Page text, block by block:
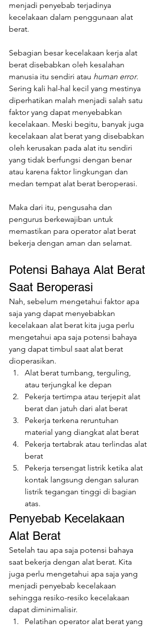
menjadi penyebab terjadinya
kecelakaan dalam penggunaan alat
berat.
Sebagian besar kecelakaan kerja alat
berat disebabkan oleh kesalahan
manusia itu sendiri atau human error.
Sering kali hal-hal kecil yang mestinya
diperhatikan malah menjadi salah satu
faktor yang dapat menyebabkan
kecelakaan. Meski begitu, banyak juga
kecelakaan alat berat yang disebabkan
oleh kerusakan pada alat itu sendiri
yang tidak berfungsi dengan benar
atau karena faktor lingkungan dan
medan tempat alat berat beroperasi.
Maka dari itu, pengusaha dan
pengurus berkewajiban untuk
memastikan para operator alat berat
bekerja dengan aman dan selamat.
Potensi Bahaya Alat Berat
Saat Beroperasi
Nah, sebelum mengetahui faktor apa
saja yang dapat menyebabkan
kecelakaan alat berat kita juga perlu
mengetahui apa saja potensi bahaya
yang dapat timbul saat alat berat
dioperasikan.
Alat berat tumbang, terguling,
atau terjungkal ke depan
Pekerja tertimpa atau terjepit alat
berat dan jatuh dari alat berat
Pekerja terkena reruntuhan
material yang diangkat alat berat
Pekerja tertabrak atau terlindas alat
berat
Pekerja tersengat listrik ketika alat
kontak langsung dengan saluran
listrik tegangan tinggi di bagian
atas.
Penyebab Kecelakaan
Alat Berat
Setelah tau apa saja potensi bahaya
saat bekerja dengan alat berat. Kita
juga perlu mengetahui apa saja yang
menjadi penyebab kecelakaan
sehingga resiko-resiko kecelakaan
dapat diminimalisir.
Pelatihan operator alat berat yang